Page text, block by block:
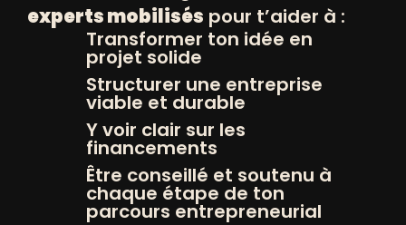
Jean-François RAMBICUR
Administrateur
experts mobilisés pour t’aider à :
Transformer ton idée en
projet solide
Structurer une entreprise
viable et durable
Y voir clair sur les
financements
Être conseillé et soutenu à
chaque étape de ton
parcours entrepreneurial